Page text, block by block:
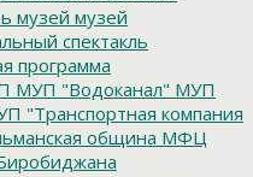
музей музей
спектакль
программа
МУП "Водоканал" МУП
"Транспортная компания
община МФЦ